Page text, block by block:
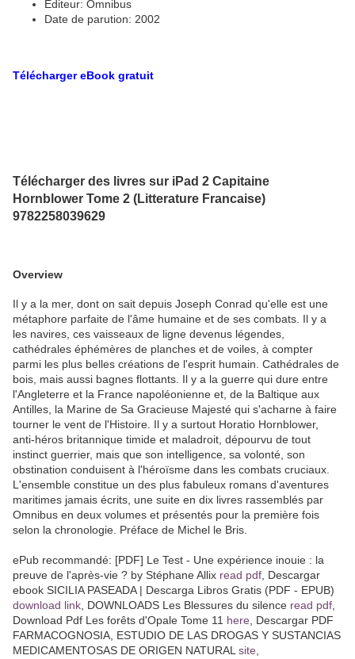
Editeur: Omnibus
Date de parution: 2002
Télécharger eBook gratuit
Télécharger des livres sur iPad 2 Capitaine
Hornblower Tome 2 (Litterature Francaise)
9782258039629
Overview
Il y a la mer, dont on sait depuis Joseph Conrad qu'elle est une
métaphore parfaite de l'âme humaine et de ses combats. Il y a
les navires, ces vaisseaux de ligne devenus légendes,
cathédrales éphémères de planches et de voiles, à compter
parmi les plus belles créations de l'esprit humain. Cathédrales de
bois, mais aussi bagnes flottants. Il y a la guerre qui dure entre
l'Angleterre et la France napoléonienne et, de la Baltique aux
Antilles, la Marine de Sa Gracieuse Majesté qui s'acharne à faire
tourner le vent de l'Histoire. Il y a surtout Horatio Hornblower,
anti-héros britannique timide et maladroit, dépourvu de tout
instinct guerrier, mais que son intelligence, sa volonté, son
obstination conduisent à l'héroïsme dans les combats cruciaux.
L'ensemble constitue un des plus fabuleux romans d'aventures
maritimes jamais écrits, une suite en dix livres rassemblés par
Omnibus en deux volumes et présentés pour la première fois
selon la chronologie. Préface de Michel le Bris.
ePub recommandé: [PDF] Le Test - Une expérience inouie : la
preuve de l'après-vie ? by Stéphane Allix read pdf, Descargar
ebook SICILIA PASEADA | Descarga Libros Gratis (PDF - EPUB)
download link, DOWNLOADS Les Blessures du silence read pdf,
Download Pdf Les forêts d'Opale Tome 11 here, Descargar PDF
FARMACOGNOSIA, ESTUDIO DE LAS DROGAS Y SUSTANCIAS
MEDICAMENTOSAS DE ORIGEN NATURALsite,